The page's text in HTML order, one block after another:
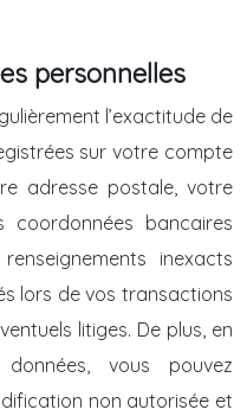
personnelles
l’exactitude de
sur votre compte
adresse postale, votre
bancaires
inexacts
lors de vos transactions
litiges. De plus, en
vous pouvez
non autorisée et